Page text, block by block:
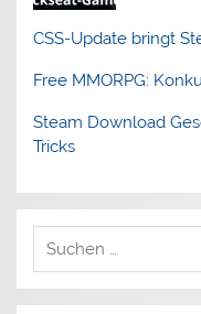
CSS-Update bringt
Free MMORPG:
Steam Download
Tricks